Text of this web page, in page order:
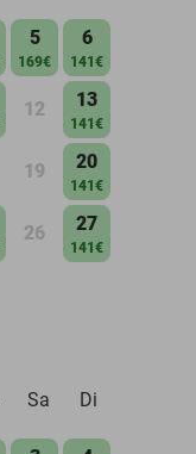
5
169€
6
141€
12 13
141€
19 20
141€
26 27
141€
Sa Di